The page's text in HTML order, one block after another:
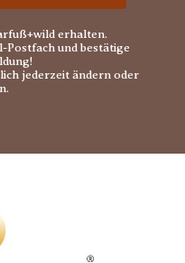
erhalten.
Postfach und bestätige
jederzeit ändern oder